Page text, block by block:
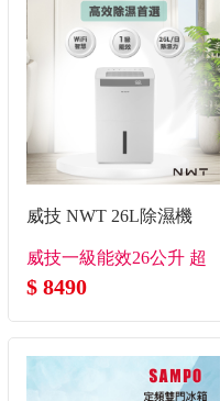
威技 NWT 26L除濕機
威技一級能效26公升 超
大除濕力
$ 8490